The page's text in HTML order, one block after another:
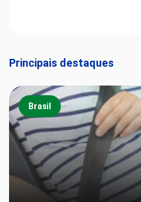
Principais destaques
Brasil